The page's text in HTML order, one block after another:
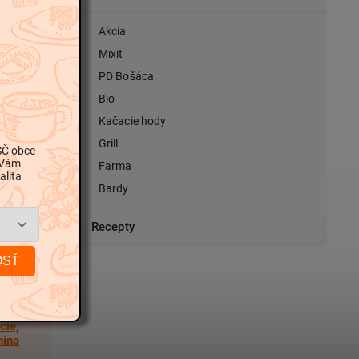
Akcia
Mixit
PD Bošáca
Bio
Kačacie hody
Grill
Farma
Bardy
Recepty
obce